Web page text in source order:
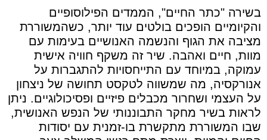
בשירה "כתר החיים", הממדים הפילוסופיים
והקיומיים הופכים בולטים עוד יותר, כשהמשוררת
מציבה את הגוף והנשמה האנושיים בעימות עם
מוות, חיים ואהבה. שיר זה משקף חוויה אישית
עמוקה, במיוחד עם התייחסויות להתגברות על
אנורקסיה, מה שמשווה לטקסט תחושה של ניצחון
על העצמי ושחרור מכבלים פיזיים ופסיכולוגיים. ניתן
לראות בשיר מחקר התבוננותי של הנפש האנושית,
שבו המשוררת מתקשרת בו-זמנית עם יסודות